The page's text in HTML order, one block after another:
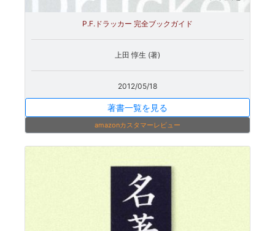
P.F.ドラッカー 完全ブックガイド
上田 惇生 (著)
2012/05/18
著書一覧を見る
amazonカスタマーレビュー